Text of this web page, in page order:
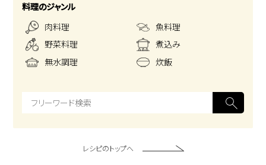
料理のジャンル
肉料理
魚料理
野菜料理
煮込み
無水調理
炊飯
レシピのトップへ